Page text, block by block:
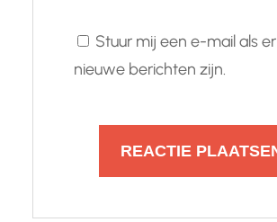
Stuur mij een e-mail als er
nieuwe berichten zijn.